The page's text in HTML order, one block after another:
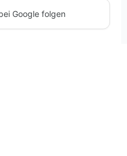
Google folgen